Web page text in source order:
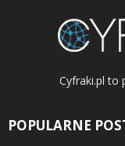
Cyfraki.pl to
POPULARNE